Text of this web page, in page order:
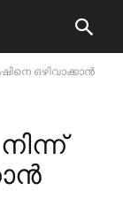
ഒഴിവാക്കാന്‍